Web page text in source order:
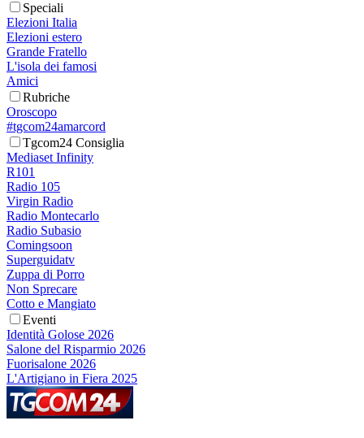
Speciali
Elezioni Italia
Elezioni estero
Grande Fratello
L'isola dei famosi
Amici
Rubriche
Oroscopo
#tgcom24amarcord
Tgcom24 Consiglia
Mediaset Infinity
R101
Radio 105
Virgin Radio
Radio Montecarlo
Radio Subasio
Comingsoon
Superguidatv
Zuppa di Porro
Non Sprecare
Cotto e Mangiato
Eventi
Identità Golose 2026
Salone del Risparmio 2026
Fuorisalone 2026
L'Artigiano in Fiera 2025